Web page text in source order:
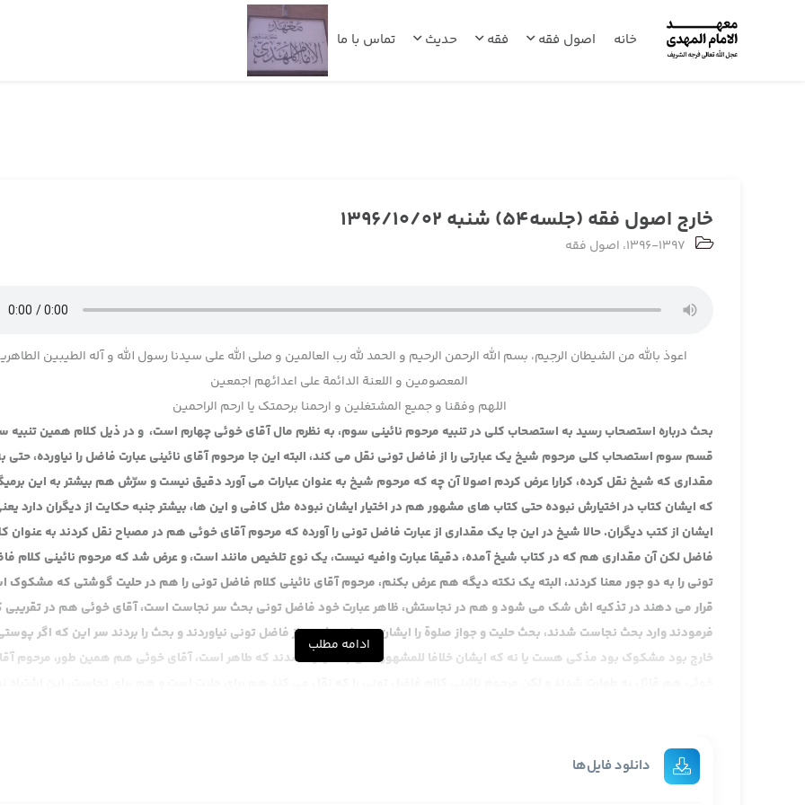
خانه اصول فقه فقه حدیث تماس با ما
خارج اصول فقه (جلسه54) شنبه 1396/10/02
1396-1397، اصول فقه
اعوذ بالله من الشیطان الرجیم، بسم الله الرحمن الرحیم و الحمد لله رب العالمین و صلی الله علی سیدنا رسول الله و آله الطیبین
المعصومین و اللعنة الدائمة علی اعدائهم اجمعین
اللهم وفقنا و جمیع المشتغلین و ارحمنا برحمتک یا ارحم الراحمین
بحث درباره استصحاب رسید به استصحاب کلی در تنبیه مرحوم نائینی سوم، به نظرم مال آقای خوئی چهارم است، و در ذیل کلام همین تنبیه
قسم سوم استصحاب کلی مرحوم شیخ یک عبارتی را از فاضل تونی نقل می کند، البته این جا مرحوم آقای نائینی عبارت فاضل را نیاورده، حتی
مقداری که شیخ نقل کرده، کرارا عرض کردم اصولا آن چه که مرحوم شیخ به عنوان عبارات می آورد دقیق نیست و سرّش هم بیشتر به این
که ایشان کتاب در اختیارش نبوده حتی کتاب های مشهور هم در اختیار ایشان نبوده مثل کافی و این ها، بیشتر جنبه حکایت از دیگران دارد
ایشان از کتب دیگران. حالا شیخ در این جا یک مقداری از عبارت فاضل تونی را آورده که مرحوم آقای خوئی هم در مصباح نقل کردند به عنوان
فاضل لکن آن مقداری هم که در کتاب شیخ آمده، دقیقا عبارت وافیه نیست، یک نوع تلخیص مانند است، و عرض شد که مرحوم نائینی کلام
تونی را به دو جور معنا کردند، البته یک نکته دیگه هم عرض بکنم، مرحوم آقای نائینی کلام فاضل تونی را هم در حلیت گوشتی که مشکوک
قرار می دهند در تذکیه اش شک می شود و هم در نجاستش، ظاهر عبارت خود فاضل تونی بحث سر نجاست است، آقای خوئی هم در تقریبی
فرمودند وارد بحث نجاست شدند، بحث حلیت و جواز صلوة را ایشان متعرض نشدند از فاضل تونی نیاوردند و بحث را بردند سر این که اگر
خارج بود مشکوک بود مذکی هست یا نه که ایشان خلافا للمشهور قائل به طهارت شدند که طاهر است، آقای خوئی هم همین طور، مرحوم
کدام نسخه است نمی دانم، اولش نوشته ولی نگاه کردم این نسخه در کجا آمده، در یک حاشیه ای که به خطر خود ایشان است منه به قول
در یک حاشیه منه ایشان حلیت را هم همین طور گرفته یعنی در می آید بحث حلیت و نجاست یکی است اما ظاهر خود عبارت کتاب بیشتر به
ادامه مطلب
دانلود فایل‌ها